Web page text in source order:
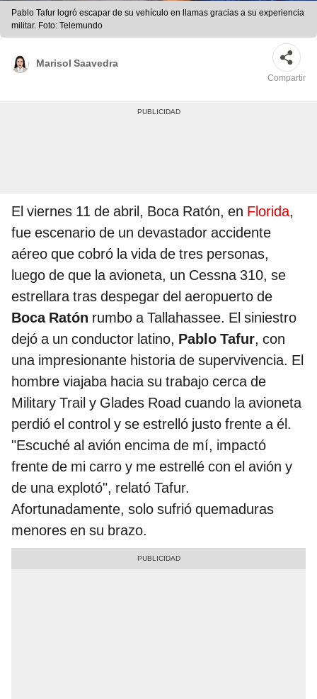
Pablo Tafur logró escapar de su vehículo en llamas gracias a su experiencia
militar. Foto: Telemundo
Marisol Saavedra
Compartir
El viernes 11 de abril, Boca Ratón, en Florida,
fue escenario de un devastador accidente
aéreo que cobró la vida de tres personas,
luego de que la avioneta, un Cessna 310, se
estrellara tras despegar del aeropuerto de
Boca Ratón rumbo a Tallahassee. El siniestro
dejó a un conductor latino, Pablo Tafur, con
una impresionante historia de supervivencia. El
hombre viajaba hacia su trabajo cerca de
Military Trail y Glades Road cuando la avioneta
perdió el control y se estrelló justo frente a él.
"Escuché al avión encima de mí, impactó
frente de mi carro y me estrellé con el avión y
de una explotó", relató Tafur.
Afortunadamente, solo sufrió quemaduras
menores en su brazo.